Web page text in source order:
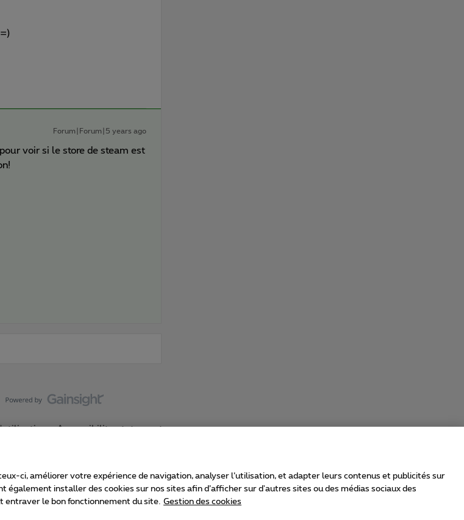
Forum|Forum|5 years ago
voir si le store de steam est
Accessibility statement
ci, améliorer votre expérience de navigation, analyser l’utilisation, et adapter leurs contenus et publicités sur
installer des cookies sur nos sites afin d’afficher sur d'autres sites ou des médias sociaux des
entraver le bon fonctionnement du site. Gestion des cookies